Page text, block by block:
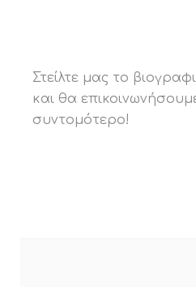
Στείλτε μας το
και θα
συντομότερο!